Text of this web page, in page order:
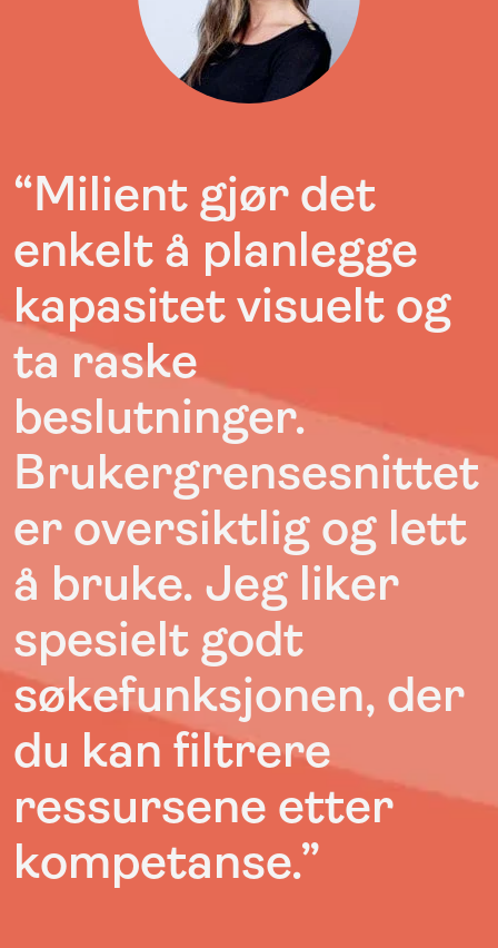
“Milient gjør det
enkelt å planlegge
kapasitet visuelt og
ta raske
beslutninger.
Brukergrensesnittet
er oversiktlig og lett
å bruke. Jeg liker
spesielt godt
søkefunksjonen, der
du kan filtrere
ressursene etter
kompetanse.”